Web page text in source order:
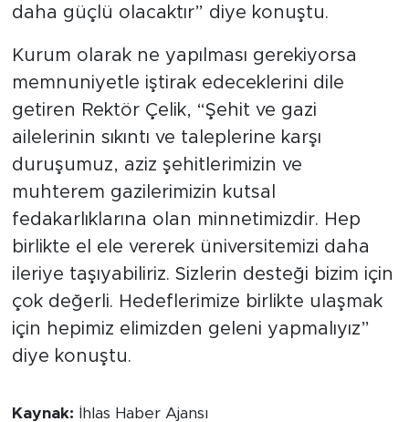
daha güçlü olacaktır” diye konuştu.
Kurum olarak ne yapılması gerekiyorsa
memnuniyetle iştirak edeceklerini dile
getiren Rektör Çelik, “Şehit ve gazi
ailelerinin sıkıntı ve taleplerine karşı
duruşumuz, aziz şehitlerimizin ve
muhterem gazilerimizin kutsal
fedakarlıklarına olan minnetimizdir. Hep
birlikte el ele vererek üniversitemizi daha
ileriye taşıyabiliriz. Sizlerin desteği bizim için
çok değerli. Hedeflerimize birlikte ulaşmak
için hepimiz elimizden geleni yapmalıyız”
diye konuştu.
Kaynak: İhlas Haber Ajansı